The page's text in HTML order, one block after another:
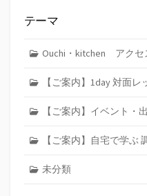
テーマ
Ouchi・kitchen アクセ
【ご案内】1day 対面レ
【ご案内】イベント・
【ご案内】自宅で学ぶ
未分類